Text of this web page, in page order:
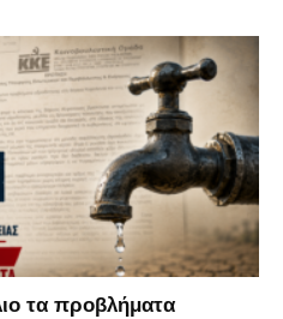
τα προβλήματα